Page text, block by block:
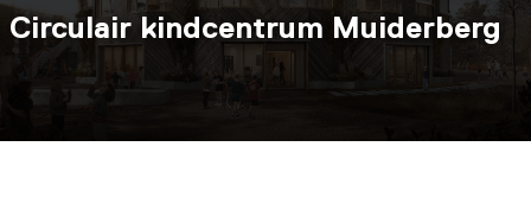
Circulair kindcentrum Muiderberg